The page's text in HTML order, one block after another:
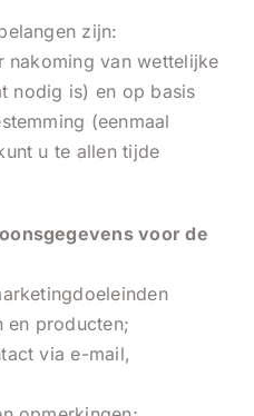
zijn:
nakoming van wettelijke
nodig is) en op basis
(eenmaal
u te allen tijde
voor de
en producten;
via e-mail,